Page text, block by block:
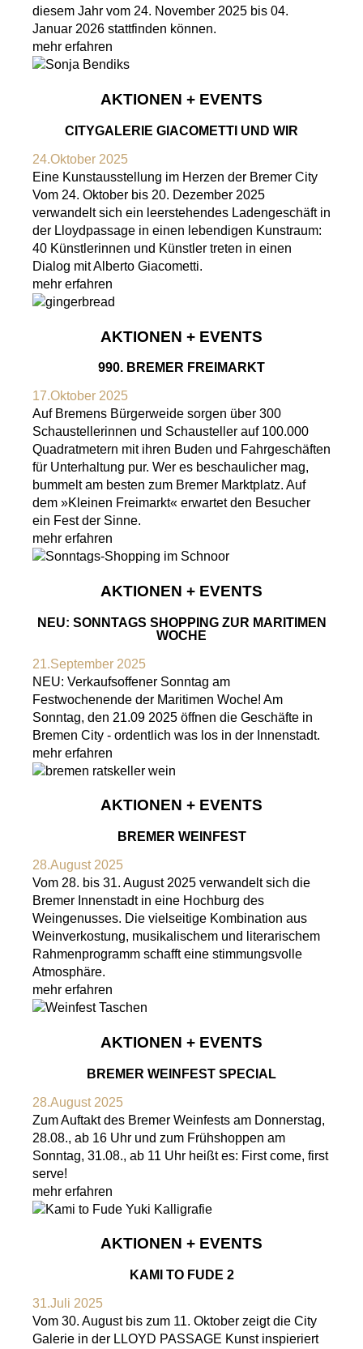
diesem Jahr vom 24. November 2025 bis 04.
Januar 2026 stattfinden können.
mehr erfahren
AKTIONEN + EVENTS
CITYGALERIE GIACOMETTI UND WIR
24.Oktober 2025
Eine Kunstausstellung im Herzen der Bremer City
Vom 24. Oktober bis 20. Dezember 2025
verwandelt sich ein leerstehendes Ladengeschäft in
der Lloydpassage in einen lebendigen Kunstraum:
40 Künstlerinnen und Künstler treten in einen
Dialog mit Alberto Giacometti.
mehr erfahren
AKTIONEN + EVENTS
990. BREMER FREIMARKT
17.Oktober 2025
Auf Bremens Bürgerweide sorgen über 300
Schaustellerinnen und Schausteller auf 100.000
Quadratmetern mit ihren Buden und Fahrgeschäften
für Unterhaltung pur. Wer es beschaulicher mag,
bummelt am besten zum Bremer Marktplatz. Auf
dem »Kleinen Freimarkt« erwartet den Besucher
ein Fest der Sinne.
mehr erfahren
AKTIONEN + EVENTS
NEU: SONNTAGS SHOPPING ZUR MARITIMEN
WOCHE
21.September 2025
NEU: Verkaufsoffener Sonntag am
Festwochenende der Maritimen Woche! Am
Sonntag, den 21.09 2025 öffnen die Geschäfte in
Bremen City - ordentlich was los in der Innenstadt.
mehr erfahren
AKTIONEN + EVENTS
BREMER WEINFEST
28.August 2025
Vom 28. bis 31. August 2025 verwandelt sich die
Bremer Innenstadt in eine Hochburg des
Weingenusses. Die vielseitige Kombination aus
Weinverkostung, musikalischem und literarischem
Rahmenprogramm schafft eine stimmungsvolle
Atmosphäre.
mehr erfahren
AKTIONEN + EVENTS
BREMER WEINFEST SPECIAL
28.August 2025
Zum Auftakt des Bremer Weinfests am Donnerstag,
28.08., ab 16 Uhr und zum Frühshoppen am
Sonntag, 31.08., ab 11 Uhr heißt es: First come, first
serve!
mehr erfahren
AKTIONEN + EVENTS
KAMI TO FUDE 2
31.Juli 2025
Vom 30. August bis zum 11. Oktober zeigt die City
Galerie in der LLOYD PASSAGE Kunst inspieriert